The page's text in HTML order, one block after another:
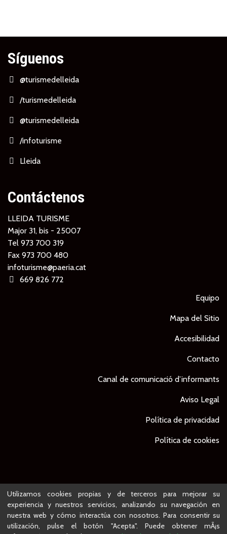
Síguenos
@turismedelleida
/turismedelleida
@turismedelleida
/infoturisme
Lleida
Contáctenos
LLEIDA TURISME
Major 31, bis - 25007
Tel 973 700 319
Fax 973 700 480
infoturisme@paeria.cat
669 826 772
Equipo
Mapa del Sitio
Accesibilidad
Contacto
Canal de comunicació d’informants
Aviso Legal
Política de privacidad
Política de cookies
Utilizamos cookies propias y de terceros para mejorar su
experiencia y nuestros servicios, analizando su navegación en
nuestra web y cómo interactúa con nosotros. Para consentir su
utilización, pulse el botón "Acepta". Puede obtener mÃ¡s